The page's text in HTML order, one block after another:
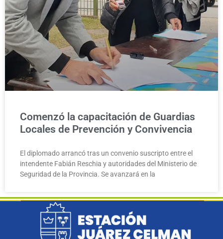
Comenzó la capacitación de Guardias
Locales de Prevención y Convivencia
El diplomado arrancó tras un convenio suscripto entre el
intendente Fabián Reschia y autoridades del Ministerio de
Seguridad de la Provincia. Se avanzará en la